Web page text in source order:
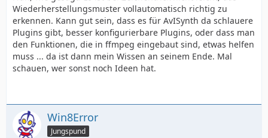
Wiederherstellungsmuster vollautomatisch richtig zu
erkennen. Kann gut sein, dass es für AvISynth da schlauere
Plugins gibt, besser konfigurierbare Plugins, oder dass man
den Funktionen, die in ffmpeg eingebaut sind, etwas helfen
muss ... da ist dann mein Wissen an seinem Ende. Mal
schauen, wer sonst noch Ideen hat.
Win8Error
Jungspund